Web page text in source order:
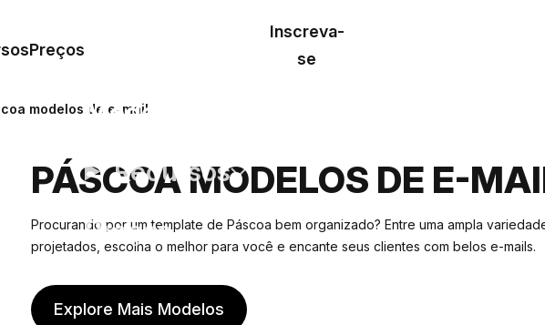
Preços
Modelos
Recursos
Preços
Inscreva-
se
modelos de e-mail
PÁSCOA MODELOS DE E-
Procurando por um template de Páscoa bem organizado? Entre uma ampla
projetados, escolha o melhor para você e encante seus clientes com belos e-mails.
Explore Mais Modelos